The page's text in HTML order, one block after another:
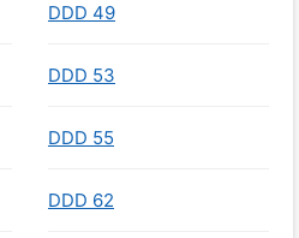
DDD 49
DDD 53
DDD 55
DDD 62